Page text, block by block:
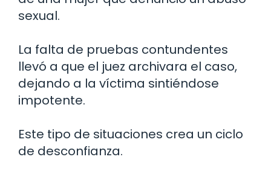
sexual.
La falta de pruebas contundentes
llevó a que el juez archivara el caso,
dejando a la víctima sintiéndose
impotente.
Este tipo de situaciones crea un ciclo
de desconfianza.